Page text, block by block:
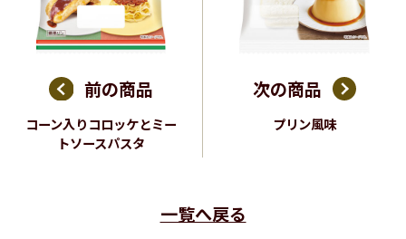
前の商品
コーン入りコロッケとミー
トソースパスタ
一覧へ戻る
次の商品
プリン風味